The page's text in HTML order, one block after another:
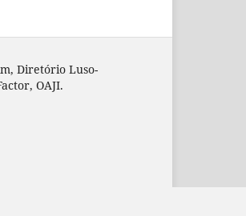
Diretório Luso-
OAJI.